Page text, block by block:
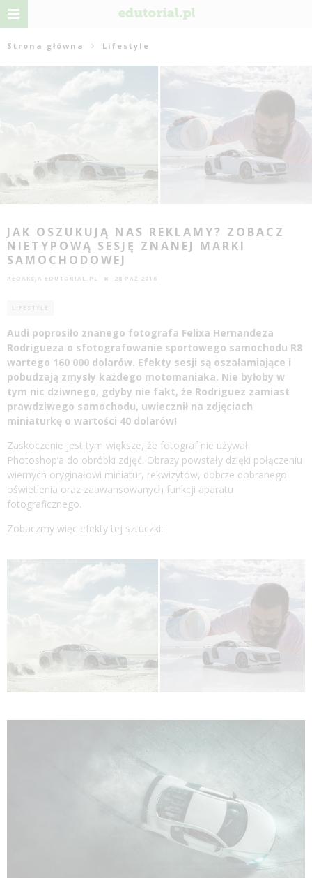
Strona główna Lifestyle
JAK OSZUKUJĄ NAS REKLAMY? ZOBACZ
NIETYPOWĄ SESJĘ ZNANEJ MARKI
SAMOCHODOWEJ
REDAKCJA EDUTORIAL.PL 28 PAŹ 2016
LIFESTYLE
Audi poprosiło znanego fotografa Felixa Hernandeza
Rodrigueza o sfotografowanie sportowego samochodu R8
wartego 160 000 dolarów. Efekty sesji są oszałamiające i
pobudzają zmysły każdego motomaniaka. Nie byłoby w
tym nic dziwnego, gdyby nie fakt, że Rodriguez zamiast
prawdziwego samochodu, uwiecznił na zdjęciach
miniaturkę o wartości 40 dolarów!
Zaskoczenie jest tym większe, że fotograf nie używał
Photoshop’a do obróbki zdjęć. Obrazy powstały dzięki połączeniu
wiernych oryginałowi miniatur, rekwizytów, dobrze dobranego
oświetlenia oraz zaawansowanych funkcji aparatu
fotograficznego.
Zobaczmy więc efekty tej sztuczki: